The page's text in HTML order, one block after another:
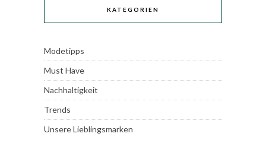
KATEGORIEN
Modetipps
Must Have
Nachhaltigkeit
Trends
Unsere Lieblingsmarken